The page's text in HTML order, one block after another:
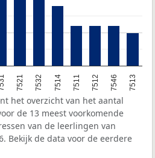
7521 7532 7514 7511 7512 7546 7513
het overzicht van het aantal
de 13 meest voorkomende
van de leerlingen van
Bekijk de data voor de eerdere